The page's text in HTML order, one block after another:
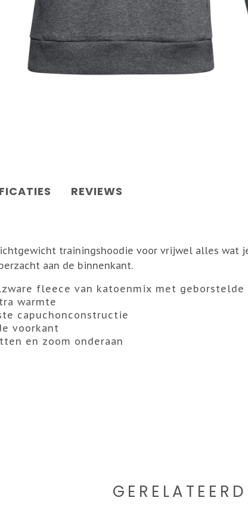
REVIEWS
trainingshoodie voor vrijwel alles wat
aan de binnenkant.
fleece van katoenmix met geborstelde
warmte
capuchonconstructie
voorkant
en zoom onderaan